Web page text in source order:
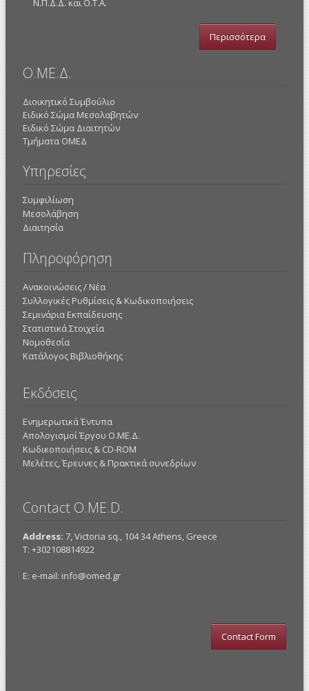
Ν.Π.Δ.Δ. και Ο.Τ.Α.
Περισσότερα
Ο.ΜΕ.Δ.
Διοικητικό Συμβούλιο
Ειδικό Σώμα Μεσολαβητών
Ειδικό Σώμα Διαιτητών
Τμήματα ΟΜΕΔ
Υπηρεσίες
Συμφιλίωση
Μεσολάβηση
Διαιτησία
Πληροφόρηση
Ανακοινώσεις / Νέα
Συλλογικές Ρυθμίσεις & Κωδικοποιήσεις
Σεμινάρια Εκπαίδευσης
Στατιστικά Στοιχεία
Νομοθεσία
Κατάλογος Βιβλιοθήκης
Εκδόσεις
Ενημερωτικά Έντυπα
Απολογισμοί Έργου Ο.ΜΕ.Δ.
Κωδικοποιήσεις & CD-ROM
Mελέτες, Έρευνες & Πρακτικά συνεδρίων
Contact O.ME.D.
Address: 7, Victoria sq., 104 34 Athens, Greece
Τ: +302108814922
E: e-mail: info@omed.gr
Contact Form